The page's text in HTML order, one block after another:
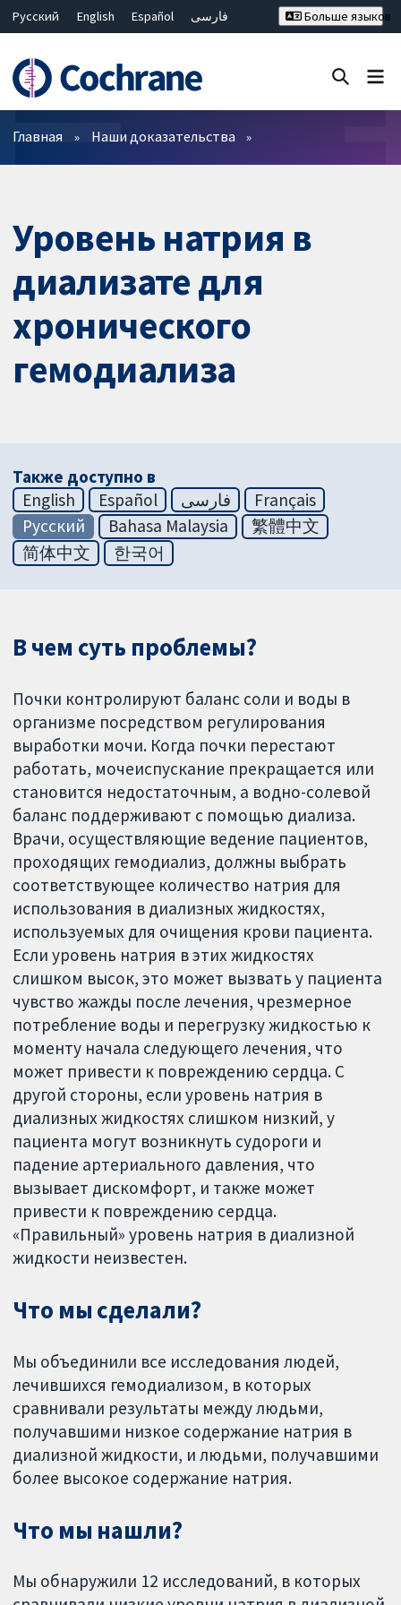
Русский English Español
فارسی
Bahasa Malaysia
ไทย
繁體中文
简体中文
Больше языков
Фильтры
Главная Наши доказательства
Уровень натрия в
диализате для
хронического
гемодиализа
Также доступно в
English
Español فارسی
Français
Русский
Bahasa Malaysia
繁體中文
简体中文
한국어
В чем суть проблемы?
Почки контролируют баланс соли и воды в
организме посредством регулирования
выработки мочи. Когда почки перестают
работать, мочеиспускание прекращается или
становится недостаточным, а водно-солевой
баланс поддерживают с помощью диализа.
Врачи, осуществляющие ведение пациентов,
проходящих гемодиализ, должны выбрать
соответствующее количество натрия для
использования в диализных жидкостях,
используемых для очищения крови пациента.
Если уровень натрия в этих жидкостях
слишком высок, это может вызвать у пациента
чувство жажды после лечения, чрезмерное
потребление воды и перегрузку жидкостью к
моменту начала следующего лечения, что
может привести к повреждению сердца. С
другой стороны, если уровень натрия в
диализных жидкостях слишком низкий, у
пациента могут возникнуть судороги и
падение артериального давления, что
вызывает дискомфорт, и также может
привести к повреждению сердца.
«Правильный» уровень натрия в диализной
жидкости неизвестен.
Что мы сделали?
Мы объединили все исследования людей,
лечившихся гемодиализом, в которых
сравнивали результаты между людьми,
получавшими низкое содержание натрия в
диализной жидкости, и людьми, получавшими
более высокое содержание натрия.
Что мы нашли?
Мы обнаружили 12 исследований, в которых